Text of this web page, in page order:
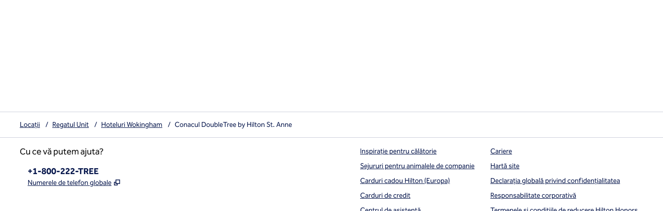
Locații / Regatul Unit / Hoteluri Wokingham / Conacul DoubleTree by Hilton St. Anne
Cu ce vă putem ajuta?
Telefon:
+1-800-222-TREE
Numerele de telefon globale ,
Inspirație pentru călătorie
Sejururi pentru animalele de companie
Carduri cadou Hilton (Europa)
Carduri de credit
Cariere
Hartă site
Declarația globală privind confidenţialitatea
Responsabilitate corporativă